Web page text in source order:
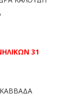
31